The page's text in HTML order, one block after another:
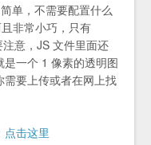
单，不需要配置什么
非常小巧，只有
意，JS 文件里面还
一个 1 像素的透明图
需要上传或者在网上找
点击这里